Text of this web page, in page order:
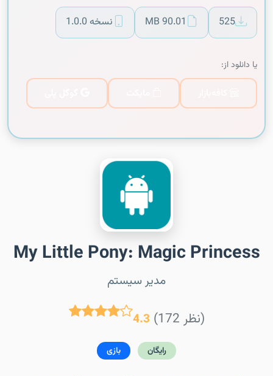
525
90.01 MB نسخه 1.0.0
یا دانلود از:
My Little Pony: Magic Princess
مدیر سیستم
4.3 (172 نظر)
رایگان بازی